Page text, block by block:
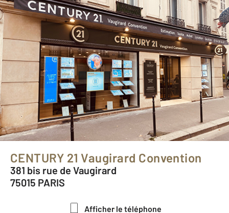
CENTURY 21 Vaugirard Convention
381 bis rue de Vaugirard
75015 PARIS
Afficher le téléphone